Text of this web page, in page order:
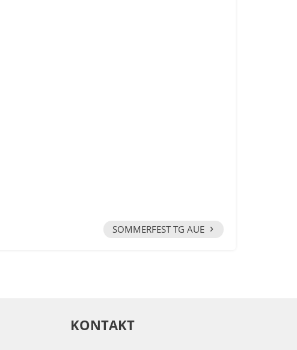
SOMMERFEST TG AUE ›
KONTAKT